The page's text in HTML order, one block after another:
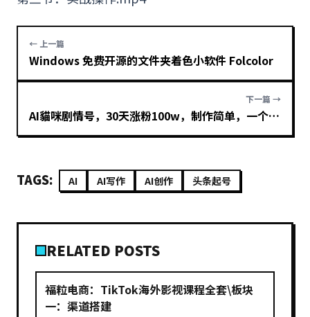
← 上一篇
Windows 免费开源的文件夹着色小软件 Folcolor
下一篇 →
AI貓咪剧情号，30天涨粉100w，制作简单，一个视频全网分发，轻松月入1W+
TAGS: AI AI写作 AI创作 头条起号
RELATED POSTS
福粒电商：TikTok海外影视课程全套\板块
一：渠道搭建